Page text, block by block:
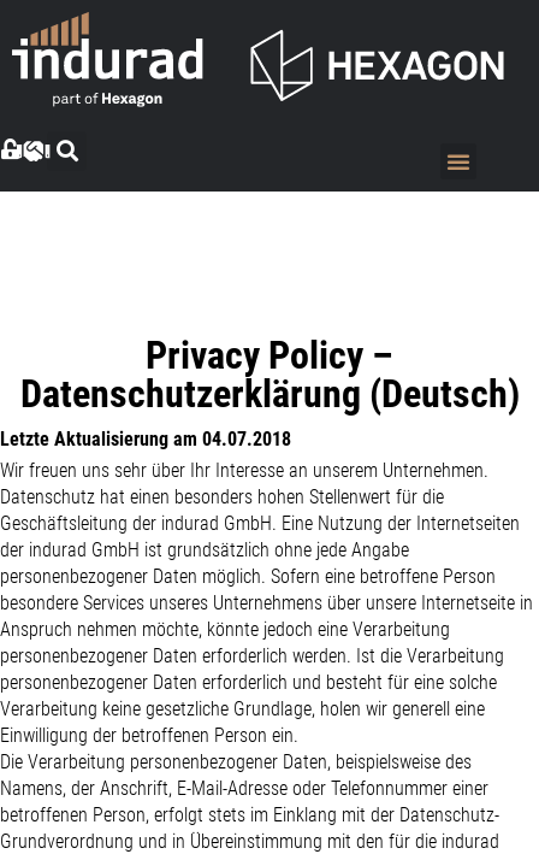
Privacy Policy –
Datenschutzerklärung (Deutsch)
Letzte Aktualisierung am 04.07.2018
Wir freuen uns sehr über Ihr Interesse an unserem Unternehmen.
Datenschutz hat einen besonders hohen Stellenwert für die
Geschäftsleitung der indurad GmbH. Eine Nutzung der Internetseiten
der indurad GmbH ist grundsätzlich ohne jede Angabe
personenbezogener Daten möglich. Sofern eine betroffene Person
besondere Services unseres Unternehmens über unsere Internetseite in
Anspruch nehmen möchte, könnte jedoch eine Verarbeitung
personenbezogener Daten erforderlich werden. Ist die Verarbeitung
personenbezogener Daten erforderlich und besteht für eine solche
Verarbeitung keine gesetzliche Grundlage, holen wir generell eine
Einwilligung der betroffenen Person ein.
Die Verarbeitung personenbezogener Daten, beispielsweise des
Namens, der Anschrift, E-Mail-Adresse oder Telefonnummer einer
betroffenen Person, erfolgt stets im Einklang mit der Datenschutz-
Grundverordnung und in Übereinstimmung mit den für die indurad